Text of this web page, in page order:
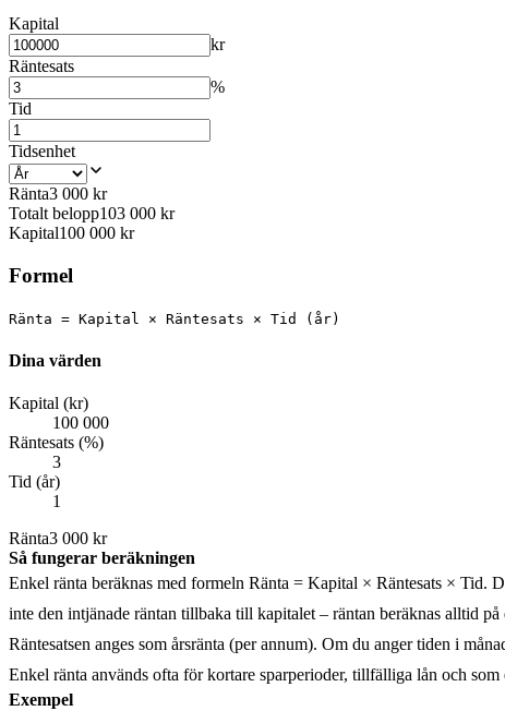
Kapital
kr
Räntesats
%
Tid
Tidsenhet
Ränta3 000 kr
Totalt belopp103 000 kr
Kapital100 000 kr
Formel
Ränta = Kapital × Räntesats × Tid (år)
Dina värden
Kapital (kr)
100 000
Räntesats (%)
3
Tid (år)
1
Ränta3 000 kr
Så fungerar beräkningen
Enkel ränta beräknas med formeln Ränta = Kapital × Räntesats × Tid.
inte den intjänade räntan tillbaka till kapitalet – räntan beräknas alltid
Räntesatsen anges som årsränta (per annum). Om du anger tiden i
Enkel ränta används ofta för kortare sparperioder, tillfälliga lån och
Exempel